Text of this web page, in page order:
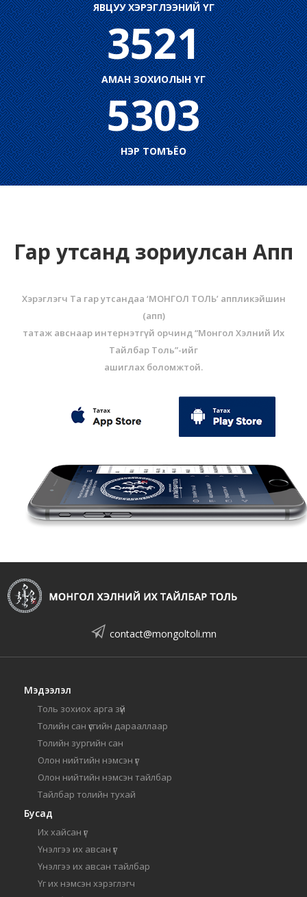
ЯВЦУУ ХЭРЭГЛЭЭНИЙ ҮГ
3521
АМАН ЗОХИОЛЫН ҮГ
5303
НЭР ТОМЪЁО
Гар утсанд зориулсан Апп
Хэрэглэгч Та гар утсандаа ‘МОНГОЛ ТОЛЬ’ аппликэйшин
(aпп)
татаж авснаар интернэтгүй орчинд “Монгол Хэлний Их
Тайлбар Толь”-ийг
ашиглах боломжтой.
contact@mongoltoli.mn
Мэдээлэл
Толь зохиох арга зүй
Толийн сан үсгийн дарааллаар
Толийн зургийн сан
Олон нийтийн нэмсэн үг
Олон нийтийн нэмсэн тайлбар
Тайлбар толийн тухай
Бусад
Их хайсан үг
Үнэлгээ их авсан үг
Үнэлгээ их авсан тайлбар
Үг их нэмсэн хэрэглэгч